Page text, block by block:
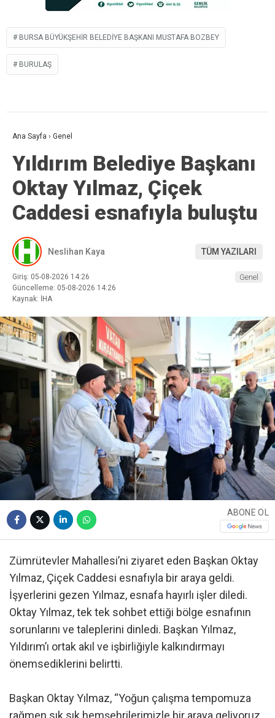
BURSA BÜYÜKŞEHIR BELEDIYE BAŞKANI MUSTAFA BOZBEY
BURULAŞ
Ana Sayfa › Genel
Yıldırım Belediye Başkanı
Oktay Yılmaz, Çiçek
Caddesi esnafıyla buluştu
Neslihan Kaya TÜM YAZILARI
Giriş: 05-08-2026 14:26
Güncelleme: 05-08-2026 14:26
Kaynak: İHA
Genel
ABONE OL
Zümrütevler Mahallesi’ni ziyaret eden Başkan Oktay
Yılmaz, Çiçek Caddesi esnafıyla bir araya geldi.
İşyerlerini gezen Yılmaz, esnafa hayırlı işler diledi.
Oktay Yılmaz, tek tek sohbet ettiği bölge esnafının
sorunlarını ve taleplerini dinledi. Başkan Yılmaz,
Yıldırım’ı ortak akıl ve işbirliğiyle kalkındırmayı
önemsediklerini belirtti.
Başkan Oktay Yılmaz, “Yoğun çalışma tempomuza
rağmen sık sık hemşehrilerimizle bir araya geliyoruz.